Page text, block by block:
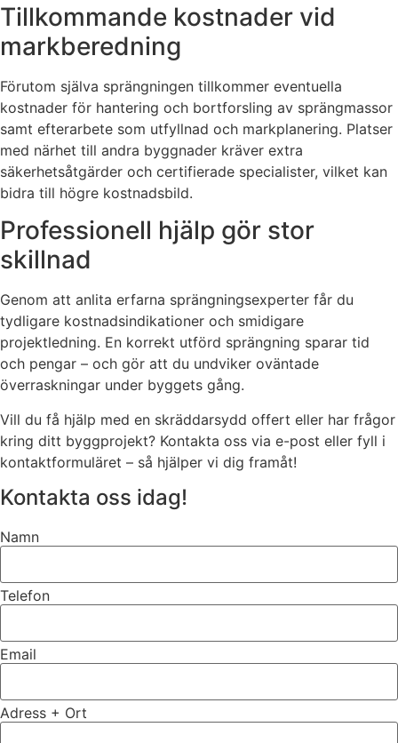
Tillkommande kostnader vid
markberedning
Förutom själva sprängningen tillkommer eventuella
kostnader för hantering och bortforsling av sprängmassor
samt efterarbete som utfyllnad och markplanering. Platser
med närhet till andra byggnader kräver extra
säkerhetsåtgärder och certifierade specialister, vilket kan
bidra till högre kostnadsbild.
Professionell hjälp gör stor
skillnad
Genom att anlita erfarna sprängningsexperter får du
tydligare kostnadsindikationer och smidigare
projektledning. En korrekt utförd sprängning sparar tid
och pengar – och gör att du undviker oväntade
överraskningar under byggets gång.
Vill du få hjälp med en skräddarsydd offert eller har frågor
kring ditt byggprojekt? Kontakta oss via e-post eller fyll i
kontaktformuläret – så hjälper vi dig framåt!
Kontakta oss idag!
Namn
Telefon
Email
Adress + Ort